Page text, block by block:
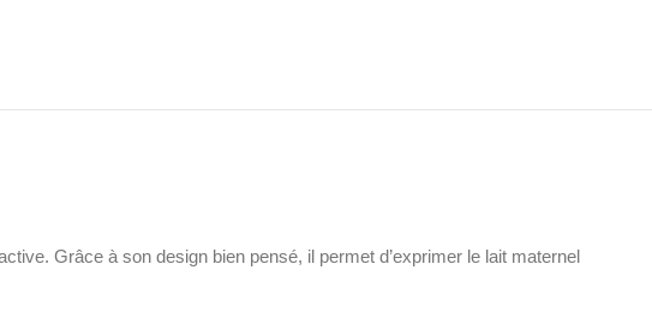
Grâce à son design bien pensé, il permet d’exprimer le lait maternel